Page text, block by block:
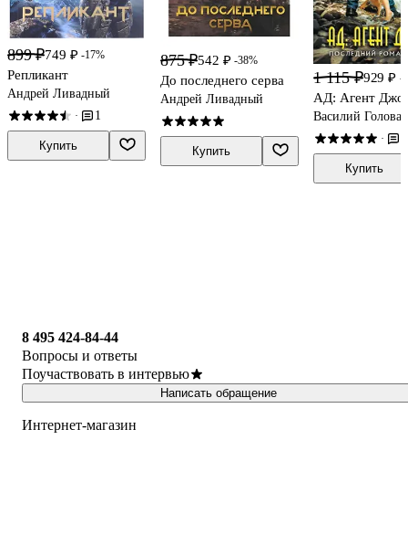
899 ₽749 ₽ -17%
Репликант
Андрей Ливадный
· 1
Купить
875 ₽542 ₽ -38%
До последнего серва
Андрей Ливадный
Купить
1 115 ₽929 ₽ -
АД: Агент
Василий
·
Купить
8 495 424-84-44
Вопросы и ответы
Поучаствовать в интервью
Написать обращение
Интернет-магазин